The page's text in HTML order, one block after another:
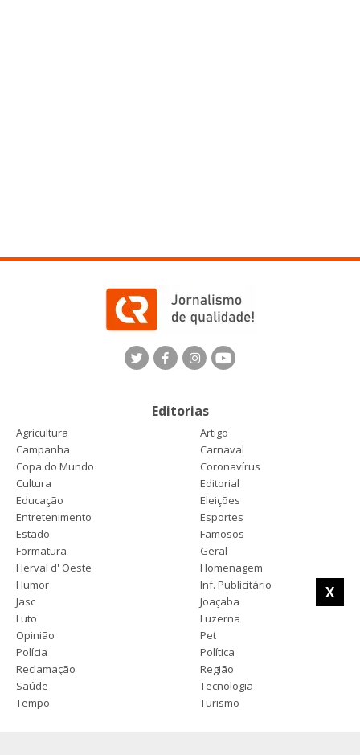
X
Editorias
Agricultura
Artigo
Campanha
Carnaval
Copa do Mundo
Coronavírus
Cultura
Editorial
Educação
Eleições
Entretenimento
Esportes
Estado
Famosos
Formatura
Geral
Herval d' Oeste
Homenagem
Humor
Inf. Publicitário
Jasc
Joaçaba
Luto
Luzerna
Opinião
Pet
Polícia
Política
Reclamação
Região
Saúde
Tecnologia
Tempo
Turismo